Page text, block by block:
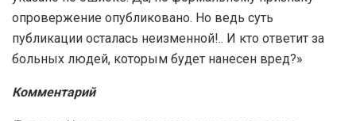
опровержение опубликовано. Но ведь суть
публикации осталась неизменной!.. И кто ответит за
больных людей, которым будет нанесен вред?»
Комментарий